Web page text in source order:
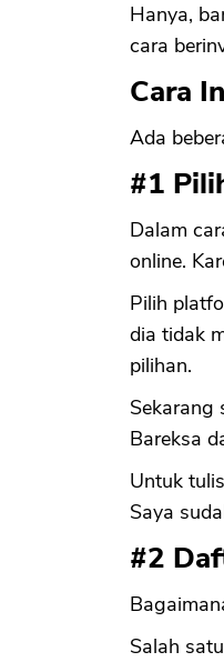
Hanya,
cara
Cara
Ada
#1
Dalam
online.
Pilih
dia tidak
pilihan.
Sekarang
Bareksa
Untuk
Saya
#2
Salah